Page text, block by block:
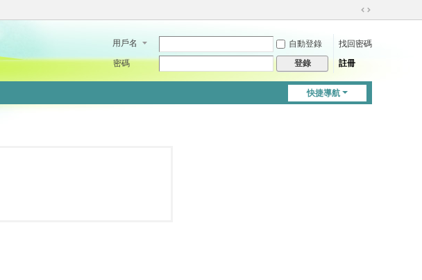
切
到
用戶名 自動登錄
找回密碼
密碼
登錄 註冊
快捷導航